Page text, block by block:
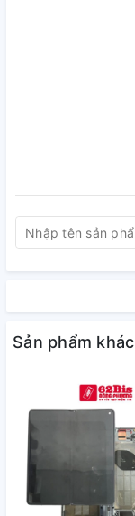
Sản phẩm khác